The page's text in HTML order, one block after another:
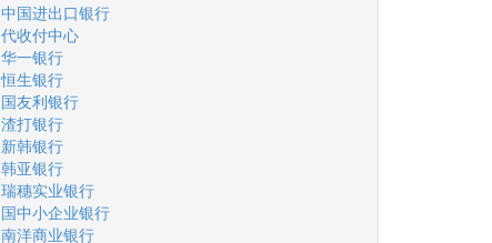
中国进出口银行
代收付中心
华一银行
恒生银行
国友利银行
渣打银行
新韩银行
韩亚银行
瑞穗实业银行
国中小企业银行
南洋商业银行